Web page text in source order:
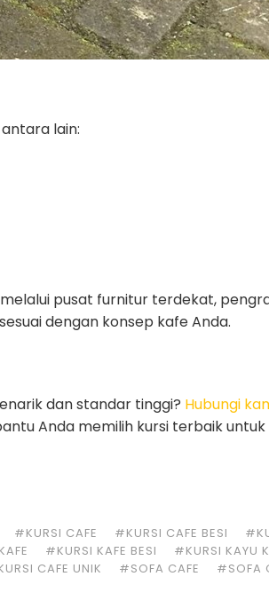
lain:
melalui pusat furnitur terdekat,
dengan konsep kafe Anda.
dan standar tinggi? Hubungi
Anda memilih kursi terbaik untuk
#KURSI CAFE #KURSI CAFE BESI
#KURSI KAFE BESI #KURSI KAYU
CAFE UNIK #SOFA CAFE #SOFA